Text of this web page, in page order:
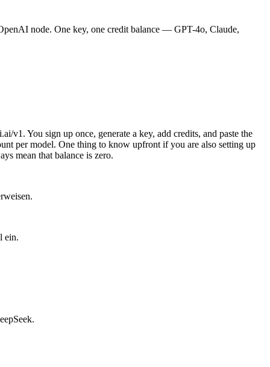
node. One key, one credit balance — GPT-4o, Claude,
You sign up once, generate a key, add credits, and paste the
per model. One thing to know upfront if you are also setting up
mean that balance is zero.
ein.